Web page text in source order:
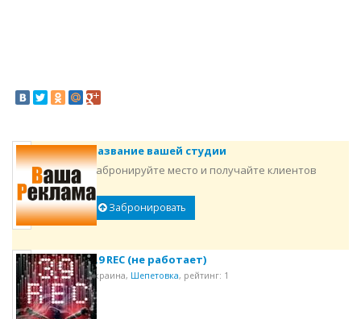
Название вашей студии
Забронируйте место и получайте клиентов
Забронировать
3.9 REC (не работает)
Украина, Шепетовка, рейтинг: 1